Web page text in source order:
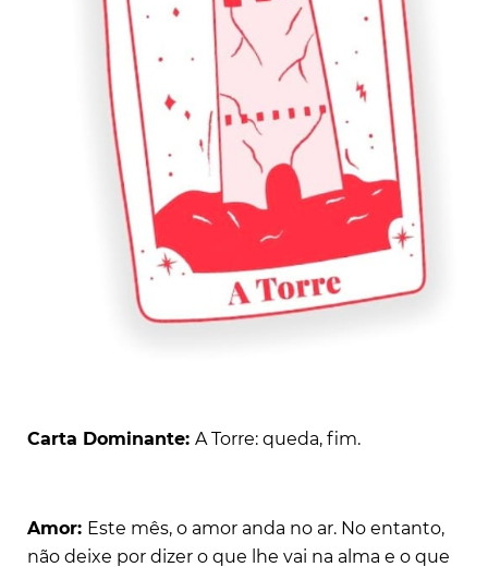
Carta Dominante: A Torre: queda, fim.
Amor: Este mês, o amor anda no ar. No entanto,
não deixe por dizer o que lhe vai na alma e o que